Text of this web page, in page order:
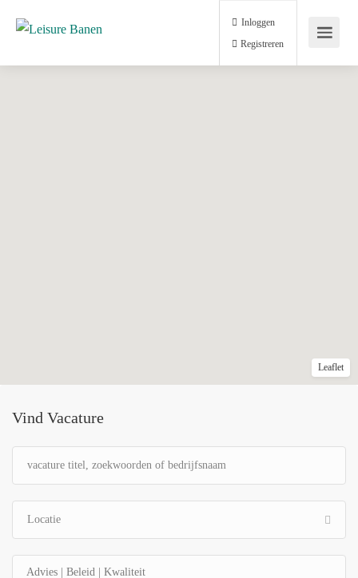
Inloggen
Registreren
Vind Vacature
Leaflet